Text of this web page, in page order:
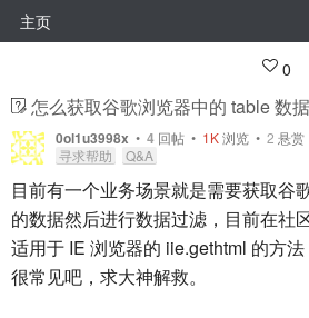
主页
0
怎么获取谷歌浏览器中的 table 数据
0ol1u3998x • 4 回帖 • 1K浏览 • 2 悬赏
寻求帮助
Q&A
目前有一个业务场景就是需要获取谷
的数据然后进行数据过滤，目前在社
适用于 IE 浏览器的 iie.gethtml 的方
很常见吧，求大神解救。